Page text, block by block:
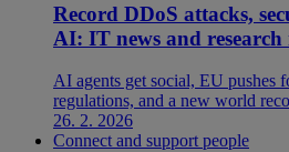
Record DDoS attacks,
AI: IT news and
AI agents get social, EU pushes
regulations, and a new world
26. 2. 2026
Connect and support people